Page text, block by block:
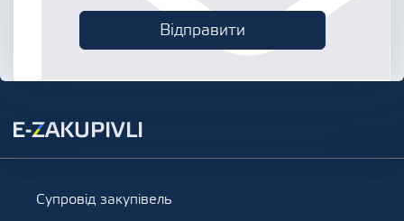
Супровід закупівель